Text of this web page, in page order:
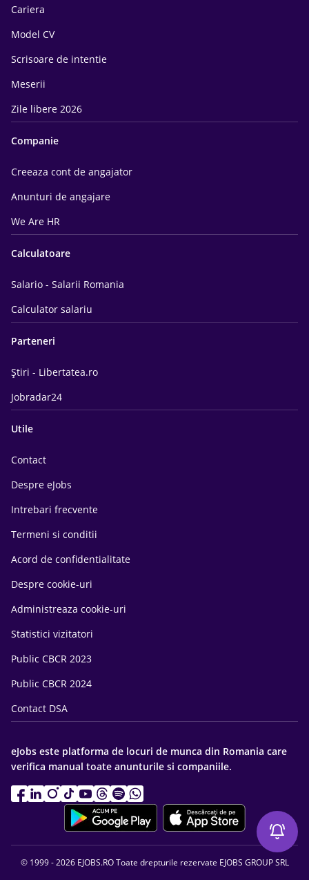
Cariera
Model CV
Scrisoare de intentie
Meserii
Zile libere 2026
Companie
Creeaza cont de angajator
Anunturi de angajare
We Are HR
Calculatoare
Salario - Salarii Romania
Calculator salariu
Parteneri
Știri - Libertatea.ro
Jobradar24
Utile
Contact
Despre eJobs
Intrebari frecvente
Termeni si conditii
Acord de confidentialitate
Despre cookie-uri
Administreaza cookie-uri
Statistici vizitatori
Public CBCR 2023
Public CBCR 2024
Contact DSA
eJobs este platforma de locuri de munca din Romania care
verifica manual toate anunturile si companiile.
© 1999 - 2026 EJOBS.RO Toate drepturile rezervate EJOBS GROUP SRL